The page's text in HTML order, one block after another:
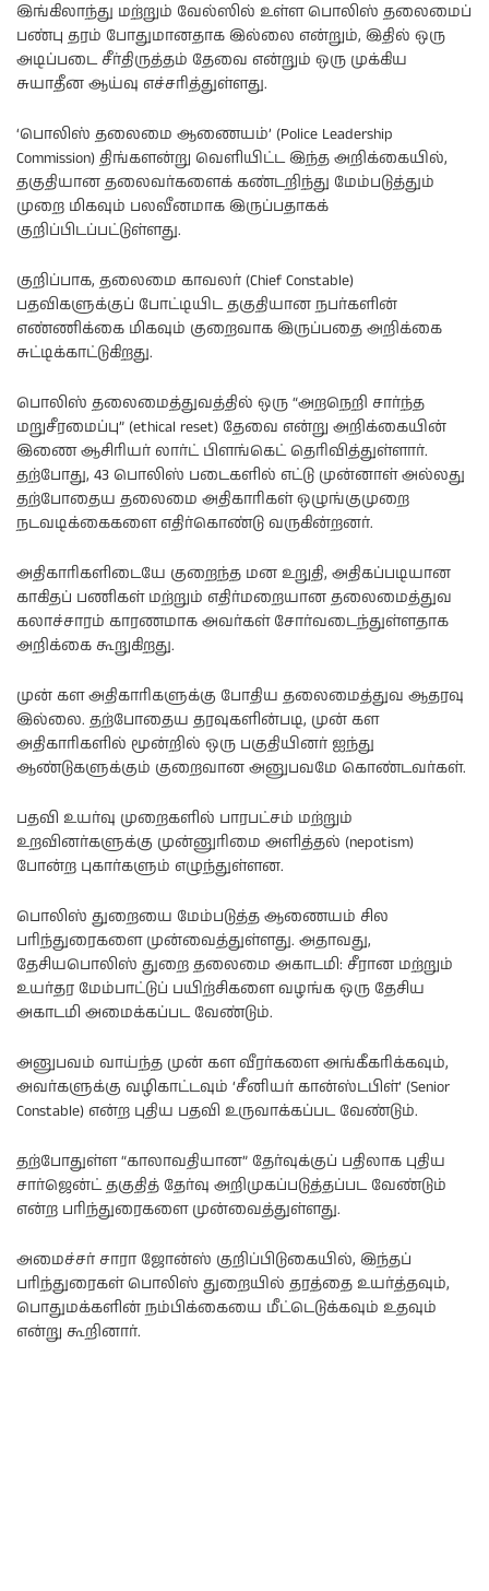
இங்கிலாந்து மற்றும் வேல்ஸில் உள்ள பொலிஸ் தலைமைப்
பண்பு தரம் போதுமானதாக இல்லை என்றும், இதில் ஒரு
அடிப்படை சீர்திருத்தம் தேவை என்றும் ஒரு முக்கிய
சுயாதீன ஆய்வு எச்சரித்துள்ளது.
‘பொலிஸ் தலைமை ஆணையம்’ (Police Leadership
Commission) திங்களன்று வெளியிட்ட இந்த அறிக்கையில்,
தகுதியான தலைவர்களைக் கண்டறிந்து மேம்படுத்தும்
முறை மிகவும் பலவீனமாக இருப்பதாகக்
குறிப்பிடப்பட்டுள்ளது.
குறிப்பாக, தலைமை காவலர் (Chief Constable)
பதவிகளுக்குப் போட்டியிட தகுதியான நபர்களின்
எண்ணிக்கை மிகவும் குறைவாக இருப்பதை அறிக்கை
சுட்டிக்காட்டுகிறது.
பொலிஸ் தலைமைத்துவத்தில் ஒரு “அறநெறி சார்ந்த
மறுசீரமைப்பு” (ethical reset) தேவை என்று அறிக்கையின்
இணை ஆசிரியர் லார்ட் பிளங்கெட் தெரிவித்துள்ளார்.
தற்போது, 43 பொலிஸ் படைகளில் எட்டு முன்னாள் அல்லது
தற்போதைய தலைமை அதிகாரிகள் ஒழுங்குமுறை
நடவடிக்கைகளை எதிர்கொண்டு வருகின்றனர்.
அதிகாரிகளிடையே குறைந்த மன உறுதி, அதிகப்படியான
காகிதப் பணிகள் மற்றும் எதிர்மறையான தலைமைத்துவ
கலாச்சாரம் காரணமாக அவர்கள் சோர்வடைந்துள்ளதாக
அறிக்கை கூறுகிறது.
முன் கள அதிகாரிகளுக்கு போதிய தலைமைத்துவ ஆதரவு
இல்லை. தற்போதைய தரவுகளின்படி, முன் கள
அதிகாரிகளில் மூன்றில் ஒரு பகுதியினர் ஐந்து
ஆண்டுகளுக்கும் குறைவான அனுபவமே கொண்டவர்கள்.
பதவி உயர்வு முறைகளில் பாரபட்சம் மற்றும்
உறவினர்களுக்கு முன்னுரிமை அளித்தல் (nepotism)
போன்ற புகார்களும் எழுந்துள்ளன.
பொலிஸ் துறையை மேம்படுத்த ஆணையம் சில
பரிந்துரைகளை முன்வைத்துள்ளது. அதாவது,
தேசியபொலிஸ் துறை தலைமை அகாடமி: சீரான மற்றும்
உயர்தர மேம்பாட்டுப் பயிற்சிகளை வழங்க ஒரு தேசிய
அகாடமி அமைக்கப்பட வேண்டும்.
அனுபவம் வாய்ந்த முன் கள வீரர்களை அங்கீகரிக்கவும்,
அவர்களுக்கு வழிகாட்டவும் ‘சீனியர் கான்ஸ்டபிள்’ (Senior
Constable) என்ற புதிய பதவி உருவாக்கப்பட வேண்டும்.
தற்போதுள்ள “காலாவதியான” தேர்வுக்குப் பதிலாக புதிய
சார்ஜென்ட் தகுதித் தேர்வு அறிமுகப்படுத்தப்பட வேண்டும்
என்ற பரிந்துரைகளை முன்வைத்துள்ளது.
அமைச்சர் சாரா ஜோன்ஸ் குறிப்பிடுகையில், இந்தப்
பரிந்துரைகள் பொலிஸ் துறையில் தரத்தை உயர்த்தவும்,
பொதுமக்களின் நம்பிக்கையை மீட்டெடுக்கவும் உதவும்
என்று கூறினார்.